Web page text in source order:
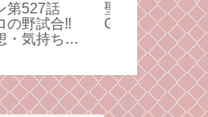
ン第521話
腕の行方‼の
・2部構成。
強めのため注
Switch 2が
した！とい
ろう。